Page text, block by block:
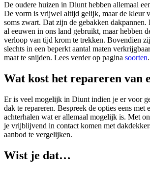
De oudere huizen in Diunt hebben allemaal
De vorm is vrijwel altijd gelijk, maar de kleur
soms zwart. Dat zijn de gebakken dakpannen.
al eeuwen in ons land gebruikt, maar hebben
verloop van tijd krom te trekken. Bovendien
slechts in een beperkt aantal maten
maat te snijden. Lees verder op pagina soorten.
Wat kost het repareren van
Er is veel mogelijk in Diunt indien je er voor
dak te repareren. Bespreek de opties eens met
achterhalen wat er allemaal mogelijk is. Met
je vrijblijvend in contact komen met
aanbod te vergelijken.
Wist je dat…